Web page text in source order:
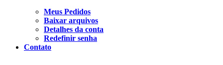
Meus Pedidos
Baixar arquivos
Detalhes da conta
Redefinir senha
Contato